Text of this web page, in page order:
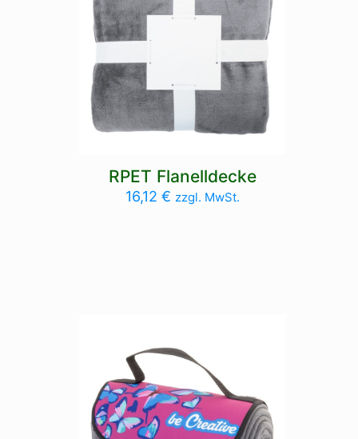
RPET Flanelldecke
16,12 € zzgl. MwSt.